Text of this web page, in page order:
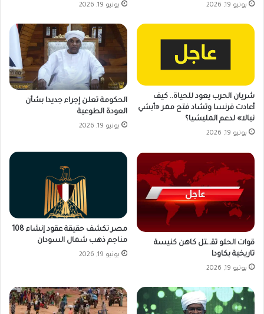
يونيو 19, 2026 يونيو 19, 2026
شريان الحرب يعود للحياة.. كيف
أعادت فرنسا وتشاد فتح ممر «أبشي
نيالا» لدعم المليشيا؟
يونيو 19, 2026
الحكومة تعلن إجراء جديدا بشأن
العودة الطوعية
يونيو 19, 2026
قوات الحلو تقـ.ـتل كاهن كنيسة
تاريخية بكاودا
يونيو 19, 2026
مصر تكشف حقيقة عقود إنشاء 108
مناجم ذهب شمال السودان
يونيو 19, 2026